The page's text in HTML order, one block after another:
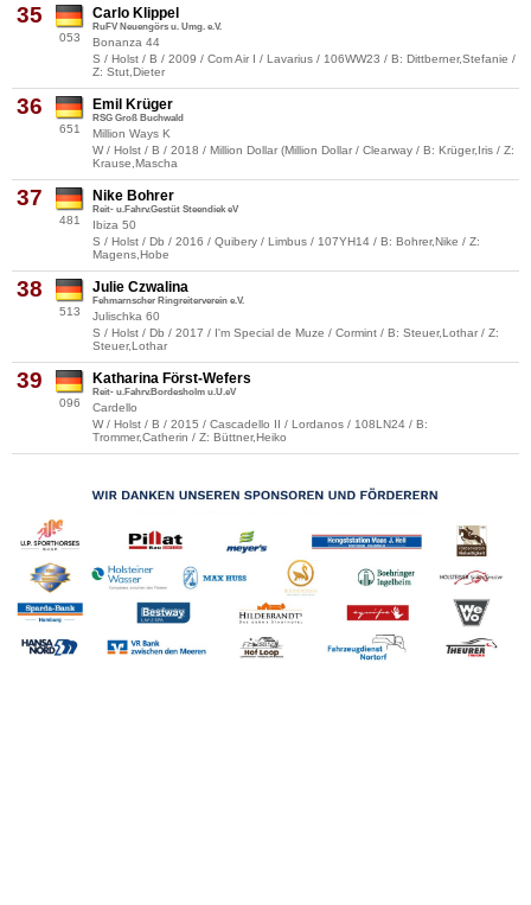
35
053
Carlo Klippel
RuFV Neuengörs u. Umg. e.V.
Bonanza 44
S / Holst / B / 2009 / Com Air I / Lavarius / 106WW23 / B: Dittberner,Stefanie /
Z: Stut,Dieter
36
651
Emil Krüger
RSG Groß Buchwald
Million Ways K
W / Holst / B / 2018 / Million Dollar (Million Dollar / Clearway / B: Krüger,Iris / Z:
Krause,Mascha
37
481
Nike Bohrer
Reit- u.Fahrv.Gestüt Steendiek eV
Ibiza 50
S / Holst / Db / 2016 / Quibery / Limbus / 107YH14 / B: Bohrer,Nike / Z:
Magens,Hobe
38
513
Julie Czwalina
Fehmarnscher Ringreiterverein e.V.
Julischka 60
S / Holst / Db / 2017 / I'm Special de Muze / Cormint / B: Steuer,Lothar / Z:
Steuer,Lothar
39
096
Katharina Först-Wefers
Reit- u.Fahrv.Bordesholm u.U.eV
Cardello
W / Holst / B / 2015 / Cascadello II / Lordanos / 108LN24 / B:
Trommer,Catherin / Z: Büttner,Heiko